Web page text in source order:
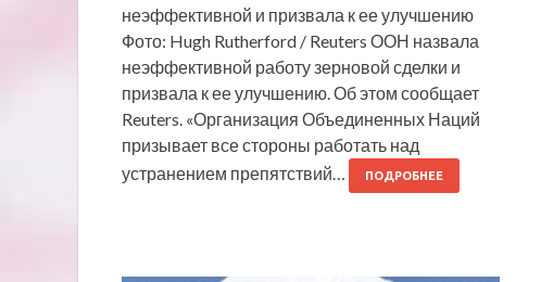
неэффективной и призвала к ее улучшению
Фото: Hugh Rutherford / Reuters ООН назвала
неэффективной работу зерновой сделки и
призвала к ее улучшению. Об этом сообщает
Reuters. «Организация Объединенных Наций
призывает все стороны работать над
устранением препятствий…
ПОДРОБНЕЕ